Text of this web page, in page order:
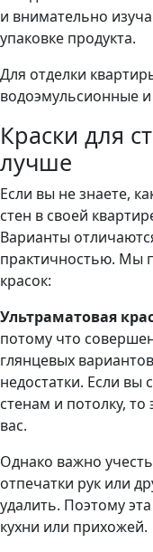
и внимательно
упаковке продукта.
Для отделки
водоэмульсионные
Краски для
лучше
Если вы не знаете,
стен в своей
Варианты
практичностью. Мы
красок:
Ультраматовая
потому что
глянцевых
недостатки. Если
стенам и потолку, то
вас.
Однако важно
отпечатки рук или
удалить. Поэтому
кухни или прихожей.